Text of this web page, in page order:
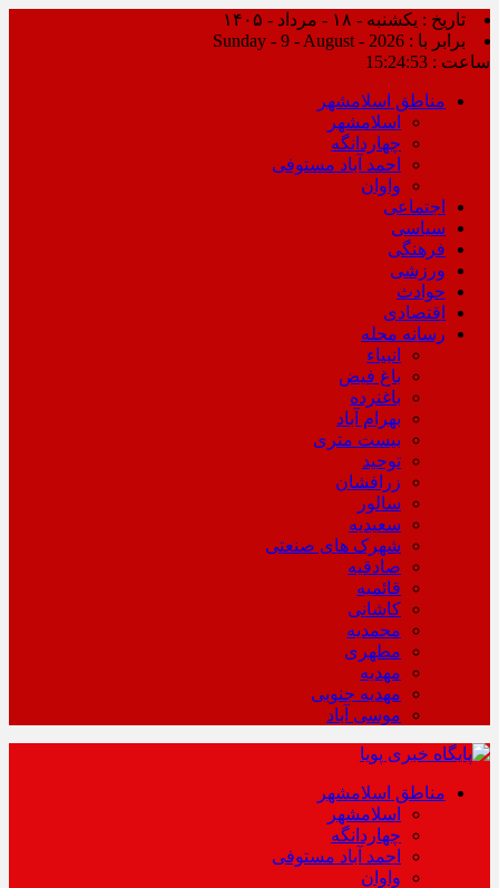
تاریخ : یکشنبه - ۱۸ - مرداد - ۱۴۰۵
برابر با : Sunday - 9 - August - 2026
ساعت : 15:24:53
مناطق اسلامشهر
اسلامشهر
چهاردانگه
احمد آباد مستوفی
واوان
اجتماعی
سیاسی
فرهنگی
ورزشی
حوادث
اقتصادی
رسانه محله
انبیاء
باغ فیض
باغنرده
بهرام آباد
بیست متری
توحید
زرافشان
سالور
سعیدیه
شهرک های صنعتی
صادقیه
قائمیه
کاشانی
محمدیه
مطهری
مهدیه
مهدیه جنوبی
موسی آباد
مناطق اسلامشهر
اسلامشهر
چهاردانگه
احمد آباد مستوفی
واوان